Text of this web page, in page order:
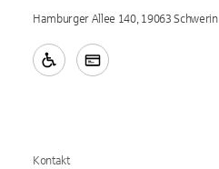
Hamburger Allee 140, 19063 Schwerin
Kontakt